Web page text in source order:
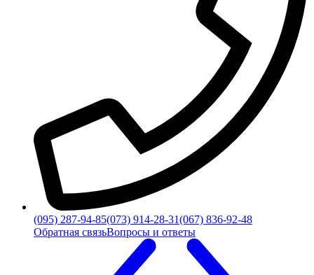
(095) 287-94-85(073) 914-28-31(067) 836-92-48
Обратная связьВопросы и ответы